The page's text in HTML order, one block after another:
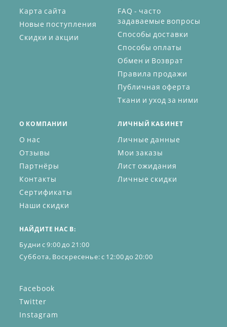
Карта сайта
Новые поступления
Скидки и акции
FAQ - часто
задаваемые вопросы
Способы доставки
Способы оплаты
Обмен и Возврат
Правила продажи
Публичная оферта
Ткани и уход за ними
О КОМПАНИИ
О нас
Отзывы
Партнёры
Контакты
Сертификаты
Наши скидки
ЛИЧНЫЙ КАБИНЕТ
Личные данные
Мои заказы
Лист ожидания
Личные скидки
НАЙДИТЕ НАС В:
Будни с 9:00 до 21:00
Суббота, Воскресенье: с 12:00 до 20:00
Facebook
Twitter
Instagram